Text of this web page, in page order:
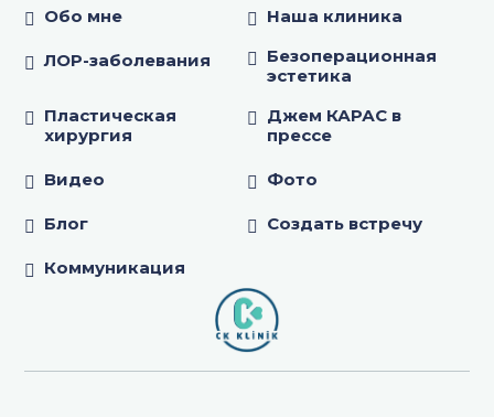
Обо мне Наша клиника
ЛОР-заболевания
Безоперационная
эстетика
Пластическая
хирургия
Джем КАРАС в
прессе
Видео Фото
Блог Создать встречу
Коммуникация